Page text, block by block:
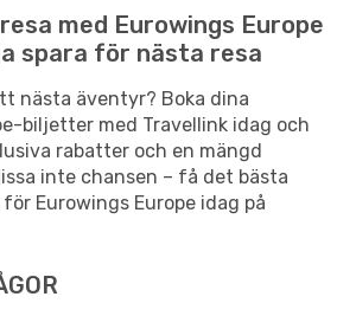
med Eurowings Europe
spara för nästa resa
nästa äventyr? Boka dina
biljetter med Travellink idag och
rabatter och en mängd
inte chansen – få det bästa
Eurowings Europe idag på